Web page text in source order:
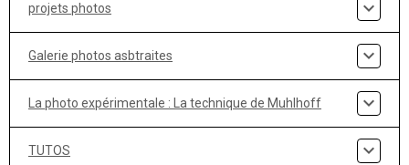
projets photos
Galerie photos asbtraites
La photo expérimentale : La technique de Muhlhoff
TUTOS